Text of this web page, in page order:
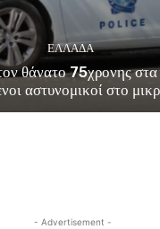
ΕΛΛΑΔΑ
θάνατο 75χρονης
αστυνομικοί στο
- Advertisement -